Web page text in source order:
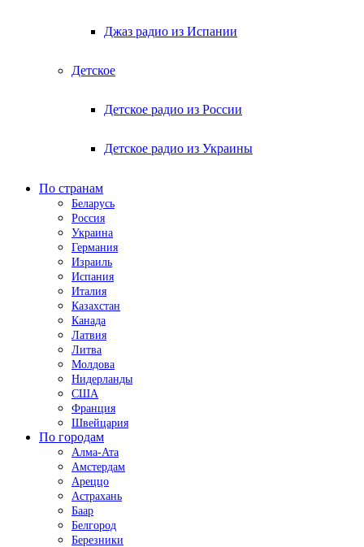
Джаз радио из Испании
Детское
Детское радио из России
Детское радио из Украины
По странам
Беларусь
Россия
Украина
Германия
Израиль
Испания
Италия
Казахстан
Канада
Латвия
Литва
Молдова
Нидерланды
США
Франция
Швейцария
По городам
Алма-Ата
Амстердам
Ареццо
Астрахань
Баар
Белгород
Березники